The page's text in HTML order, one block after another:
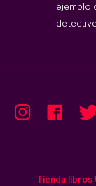
ejemplo
Tienda libros